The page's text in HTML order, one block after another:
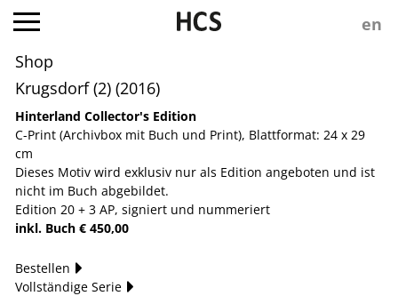
Krugsdorf (2) (2016)
Shop
Hinterland Collector's Edition
C-Print (Archivbox mit Buch und Print), Blattformat: 24 x 29
cm
Dieses Motiv wird exklusiv nur als Edition angeboten und ist
nicht im Buch abgebildet.
Edition 20 + 3 AP, signiert und nummeriert
inkl. Buch € 450,00
Bestellen
Vollständige Serie